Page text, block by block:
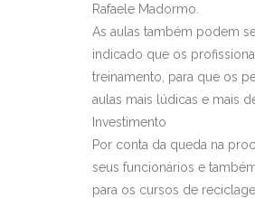
Rafaele Madormo.
As aulas também podem
indicado que os
treinamento, para que os
aulas mais lúdicas e mais
Investimento
Por conta da queda na
seus funcionários e
para os cursos de